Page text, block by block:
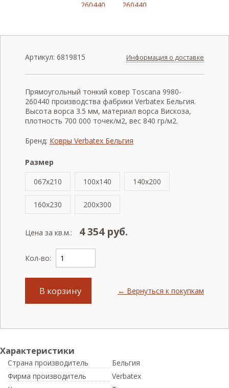
Артикул: 6819815 Информация о доставке
Прямоугольный тонкий ковер Toscana 9980-
260440 производства фабрики Verbatex Бельгия.
Высота ворса 3.5 мм, материал ворса Вискоза,
плотность 700 000 точек/м2, вес 840 гр/м2.
Бренд: Ковры Verbatex Бельгия
Размер
067x210
100x140 140x200
160x230 200x300
Цена за кв.м.: 4 354 руб.
Кол-во:
В корзину ← Вернуться к покупкам
Характеристики
Страна производитель
Бельгия
Фирма производитель
Verbatex